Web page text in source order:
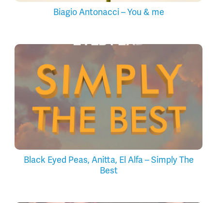
Biagio Antonacci – You & me
Black Eyed Peas, Anitta, El Alfa – Simply The
Best